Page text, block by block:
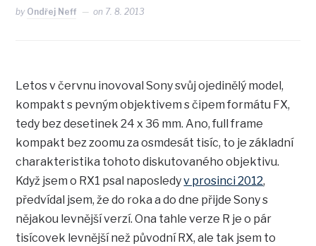
by Ondřej Neff on 7. 8. 2013
Letos v červnu inovoval Sony svůj ojedinělý model,
kompakt s pevným objektivem s čipem formátu FX,
tedy bez desetinek 24 x 36 mm. Ano, full frame
kompakt bez zoomu za osmdesát tisíc, to je základní
charakteristika tohoto diskutovaného objektivu.
Když jsem o RX1 psal naposledyv prosinci 2012,
předvídal jsem, že do roka a do dne přijde Sony s
nějakou levnější verzí. Ona tahle verze R je o pár
tisícovek levnější než původní RX, ale tak jsem to